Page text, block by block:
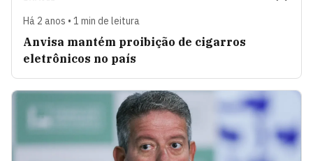
Há 2 anos • 1 min de leitura
Anvisa mantém proibição de cigarros
eletrônicos no país